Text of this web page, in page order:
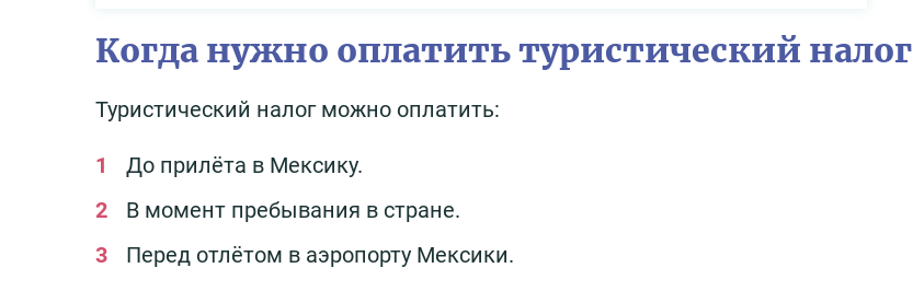
Когда нужно оплатить туристический налог
Туристический налог можно оплатить:
До прилёта в Мексику.
В момент пребывания в стране.
Перед отлётом в аэропорту Мексики.